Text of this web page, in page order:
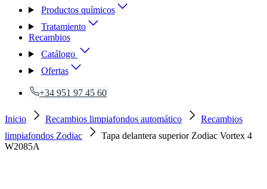
Productos químicos
Tratamiento
Recambios
Catálogo
Ofertas
+34 951 97 45 60
Inicio Recambios limpiafondos automático
Recambios
limpiafondos Zodiac
Tapa delantera superior Zodiac Vortex 4
W2085A